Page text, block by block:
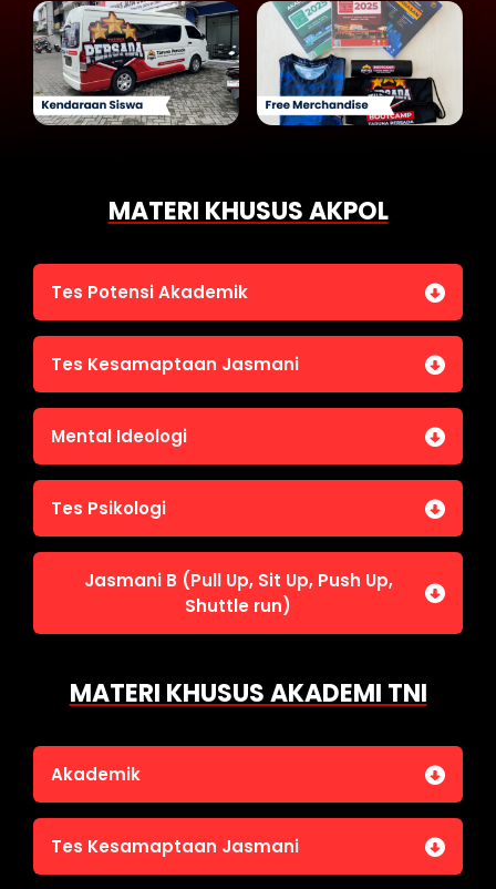
MATERI KHUSUS AKPOL
Tes Potensi Akademik
Bahasa Indonesia
Penalaran Numerik
Pengetahuan Umum (termasuk UU Kepolisian)
Tes Wawasan Kebangsaan
Tes Kesamaptaan Jasmani
Jasmani A (Lari 12 menit)
Mental Ideologi
Mental Ideologi
Tes Psikologi
Tes Kecerdasan
Tes Kecermatan
Tes Kepribadian
Jasmani B (Pull Up, Sit Up, Push Up,
Shuttle run)
MATERI KHUSUS AKADEMI TNI
Akademik
Bahasa Indonesia
Tes Kesamaptaan Jasmani